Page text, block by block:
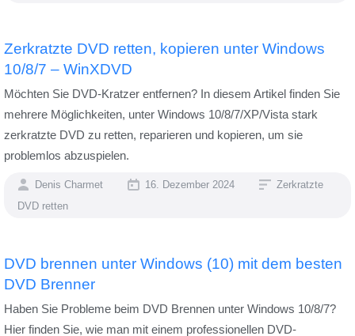
Zerkratzte DVD retten, kopieren unter Windows
10/8/7 – WinXDVD
Möchten Sie DVD-Kratzer entfernen? In diesem Artikel finden Sie
mehrere Möglichkeiten, unter Windows 10/8/7/XP/Vista stark
zerkratzte DVD zu retten, reparieren und kopieren, um sie
problemlos abzuspielen.
Denis Charmet 16. Dezember 2024
Zerkratzte
DVD retten
DVD brennen unter Windows (10) mit dem besten
DVD Brenner
Haben Sie Probleme beim DVD Brennen unter Windows 10/8/7?
Hier finden Sie, wie man mit einem professionellen DVD-